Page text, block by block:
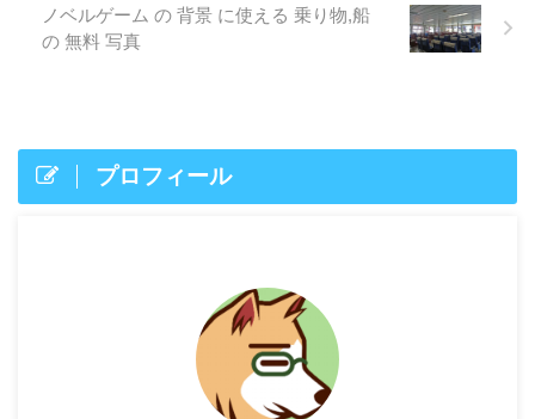
ノベルゲーム の 背景 に使える 乗り物,船
の 無料 写真
プロフィール